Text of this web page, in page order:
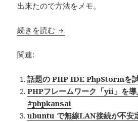
出来たので方法をメモ。
続きを読む PhpStorm でフォント
関連:
話題の PHP IDE PhpStormを
PHPフレームワーク「yii」を導
#phpkansai
ubuntu で無線LAN接続が不安